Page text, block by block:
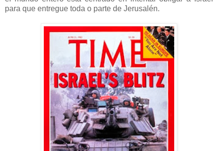
para que entregue toda o parte de Jerusalén.